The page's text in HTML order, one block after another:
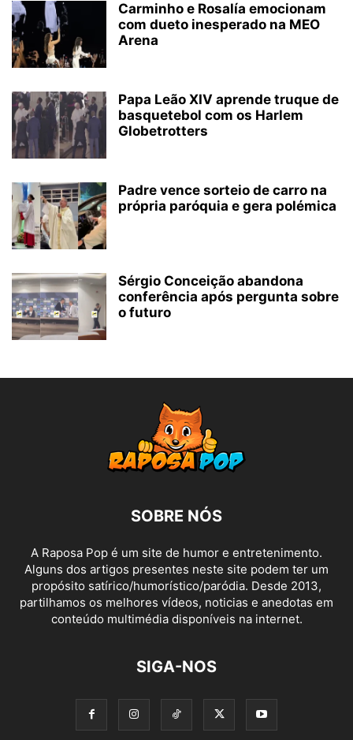
Carminho e Rosalía emocionam
com dueto inesperado na MEO
Arena
Papa Leão XIV aprende truque de
basquetebol com os Harlem
Globetrotters
Padre vence sorteio de carro na
própria paróquia e gera polémica
Sérgio Conceição abandona
conferência após pergunta sobre
o futuro
SOBRE NÓS
A Raposa Pop é um site de humor e entretenimento.
Alguns dos artigos presentes neste site podem ter um
propósito satírico/humorístico/paródia. Desde 2013,
partilhamos os melhores vídeos, noticias e anedotas em
conteúdo multimédia disponíveis na internet.
SIGA-NOS